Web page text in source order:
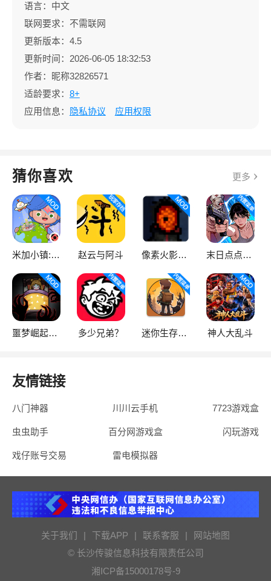
语言：中文
联网要求：不需联网
更新版本：4.5
更新时间：2026-06-05 18:32:53
作者：昵称32826571
适龄要求： 8+
应用信息：
隐私协议 应用权限
猜你喜欢 更多
米加小镇:世界 赵云与阿斗 像素火影次世代 末日点点（辅助菜单）
噩梦崛起：生存 多少兄弟？ 迷你生存僵尸大战魔改版 神人大乱斗
友情链接
八门神器 川川云手机 7723游戏盒
虫虫助手 百分网游戏盒 闪玩游戏
戏仔账号交易 雷电模拟器
关于我们 | 下载APP | 联系客服 |
网站地图
© 长沙传骏信息科技有限责任公司
湘ICP备15000178号-9